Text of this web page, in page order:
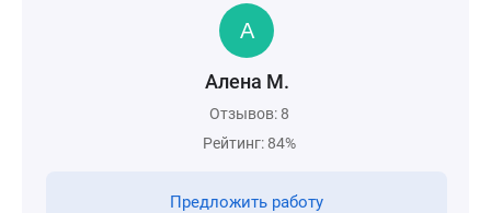
Алена М.
Отзывов: 8
Рейтинг: 84%
Предложить работу